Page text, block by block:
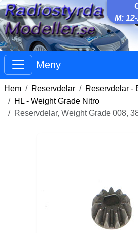
M:
Meny
Hem Reservdelar
Reservdelar -
HL - Weight Grade Nitro
Reservdelar, Weight Grade 008,